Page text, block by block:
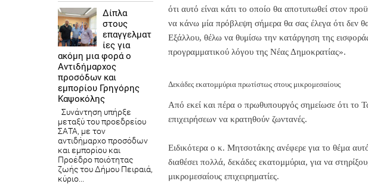
ότι αυτό είναι κάτι το οποίο θα αποτυπωθεί στον
να κάνω μία πρόβλεψη σήμερα θα σας έλεγα ότι δεν
Εξάλλου, θέλω να θυμίσω την κατάργηση της
προγραμματικού λόγου της Νέας Δημοκρατίας».
Δεκάδες εκατομμύρια πρωτίστως στους μικρομεσαίους
Από εκεί και πέρα ο πρωθυπουργός σημείωσε ότι το
επιχειρήσεων να κρατηθούν ζωντανές.
Ειδικότερα ο κ. Μητσοτάκης ανέφερε για το θέμα
διαθέσει πολλά, δεκάδες εκατομμύρια, για να
μικρομεσαίους επιχειρηματίες.
Δίπλα
στους
επαγγελματ
ίες για
ακόμη μια φορά ο
Αντιδήμαρχος
προσόδων και
εμπορίου Γρηγόρης
Καψοκόλης
Συνάντηση υπήρξε
μεταξύ του προεδρείου
ΣΑΤΑ, με τον
αντιδήμαρχο προσόδων
και εμπορίου και
Προέδρο ποιότητας
ζωής του Δήμου Πειραιά,
κύριο...